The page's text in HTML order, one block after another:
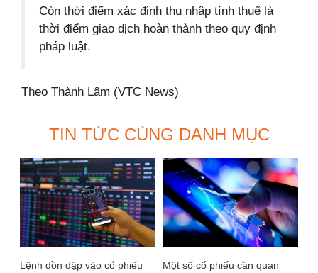
Còn thời điểm xác định thu nhập tính thuế là
thời điểm giao dịch hoàn thành theo quy định
pháp luật.
Theo Thành Lâm (VTC News)
TIN TỨC CÙNG DANH MỤC
Lệnh dồn dập vào cổ phiếu
Một số cổ phiếu cần quan